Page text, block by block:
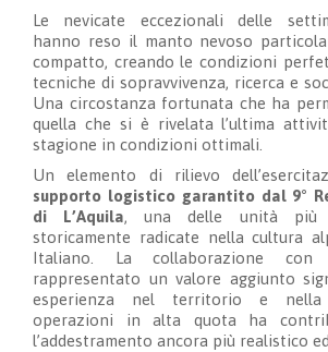
Le nevicate eccezionali delle
hanno reso il manto nevoso
compatto, creando le condizioni
tecniche di sopravvivenza, ricerca e
Una circostanza fortunata che ha
quella che si è rivelata l’ultima
stagione in condizioni ottimali.
Un elemento di rilievo
supporto logistico garantito dal 9°
di L’Aquila, una delle unità più
storicamente radicate nella cultura
Italiano. La collaborazione
rappresentato un valore aggiunto
esperienza nel territorio e nella
operazioni in alta quota ha
l’addestramento ancora più realistico